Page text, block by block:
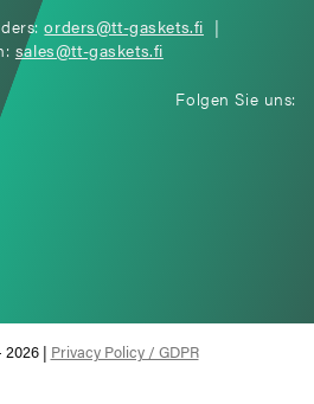
orders@tt-gaskets.fi |
sales@tt-gaskets.fi
Folgen Sie uns:
2026 | Privacy Policy / GDPR